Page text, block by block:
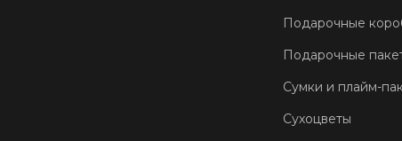
Подарочные
Подарочные
Сумки и плайм-
Сухоцветы